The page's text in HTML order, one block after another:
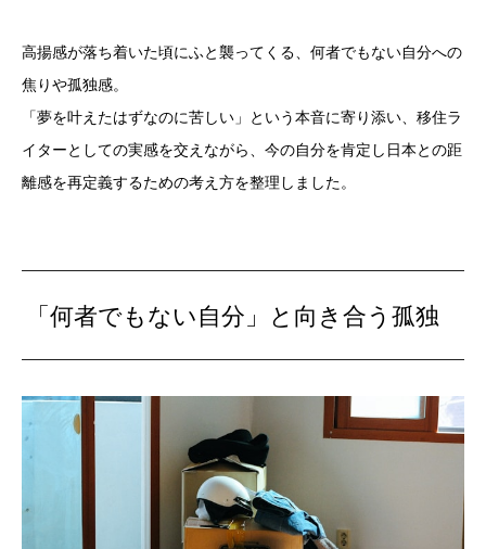
高揚感が落ち着いた頃にふと襲ってくる、何者でもない自分への
焦りや孤独感。
「夢を叶えたはずなのに苦しい」という本音に寄り添い、移住ラ
イターとしての実感を交えながら、今の自分を肯定し日本との距
離感を再定義するための考え方を整理しました。
「何者でもない自分」と向き合う孤独